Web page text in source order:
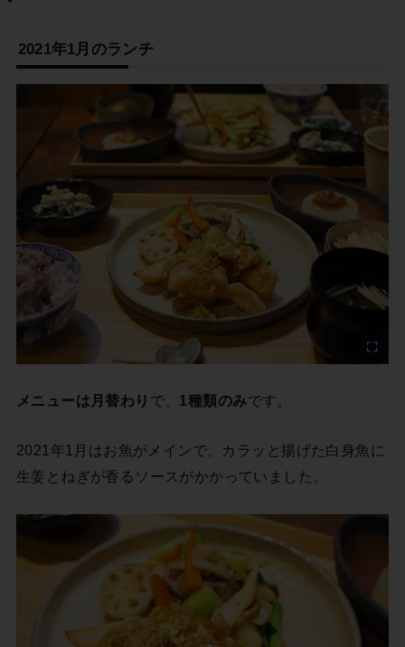
2021年1月のランチ
メニューは月替わり で、 1種類のみです。
2021年1月はお魚がメインで、カラッと揚げた白身魚に
生姜とねぎが香るソースがかかっていました。